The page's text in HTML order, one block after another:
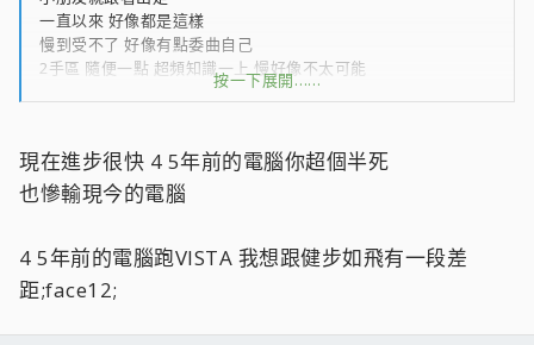
一直以來 好像都是這樣
慢到受不了 好像有點委曲自己
2手區 隨便一點 超頻知識一上 慢好像不太可能
4.5年前的電腦 也能健步如飛
按一下展開……
現在進步很快 4 5年前的電腦你超個半死
也慘輸現今的電腦
4 5年前的電腦跑VISTA 我想跟健步如飛有一段差
距;face12;